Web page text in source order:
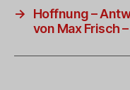
→
Hoffnung –
von Max Frisch